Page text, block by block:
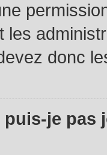
les
donc
je pas